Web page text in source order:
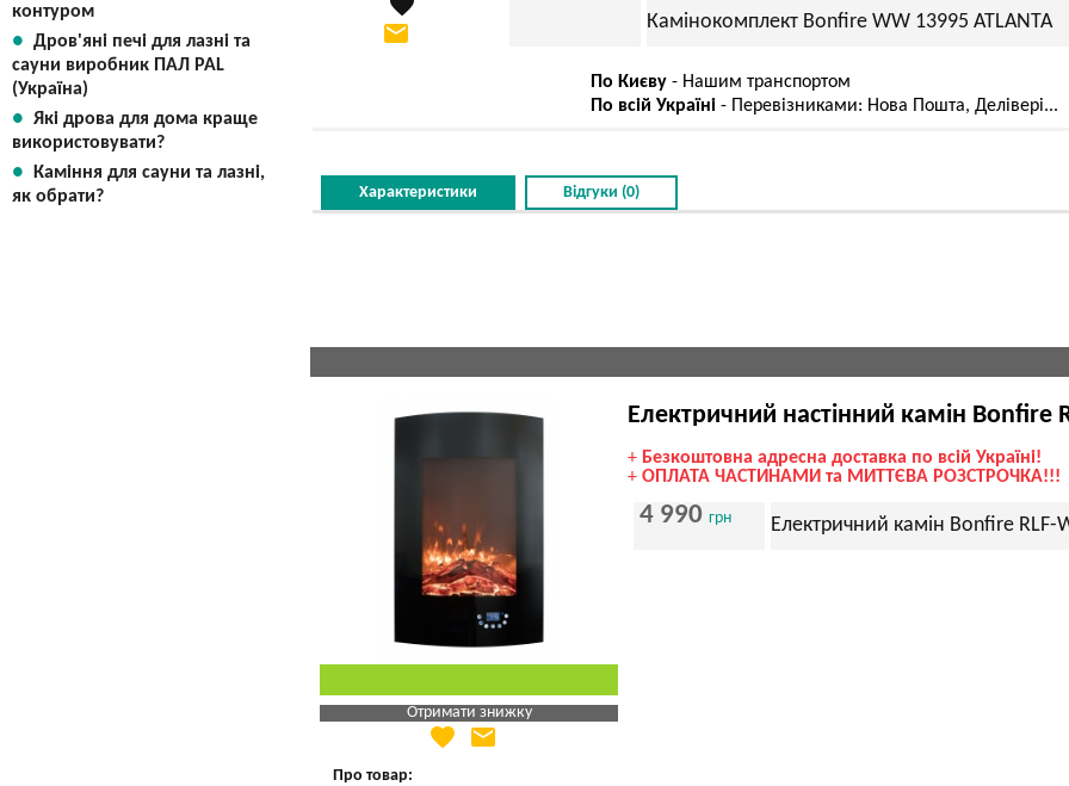
контуром
Дров'яні печі для лазні та
сауни виробник ПАЛ PAL
(Україна)
Які дрова для дома краще
використовувати?
Каміння для сауни та лазні,
як обрати?
Яка Ваша ціна
Вказати мою ціну
email
Камінокомплект Bonfire WW 13995 ATLANTA
По Києву - Нашим транспортом
По всій Україні - Перевізниками: Нова Пошта, Делівері...
Характеристики Відгуки (0)
Отримати знижку
Яка Ваша ціна
Вказати мою ціну
favorite email
Електричний настінний камін Bonfire
+ Безкоштовна адресна доставка по всій Україні!
+ ОПЛАТА ЧАСТИНАМИ та МИТТЄВА РОЗСТРОЧКА!!!
4 990 грн Електричний камін Bonfire RLF-
Про товар: